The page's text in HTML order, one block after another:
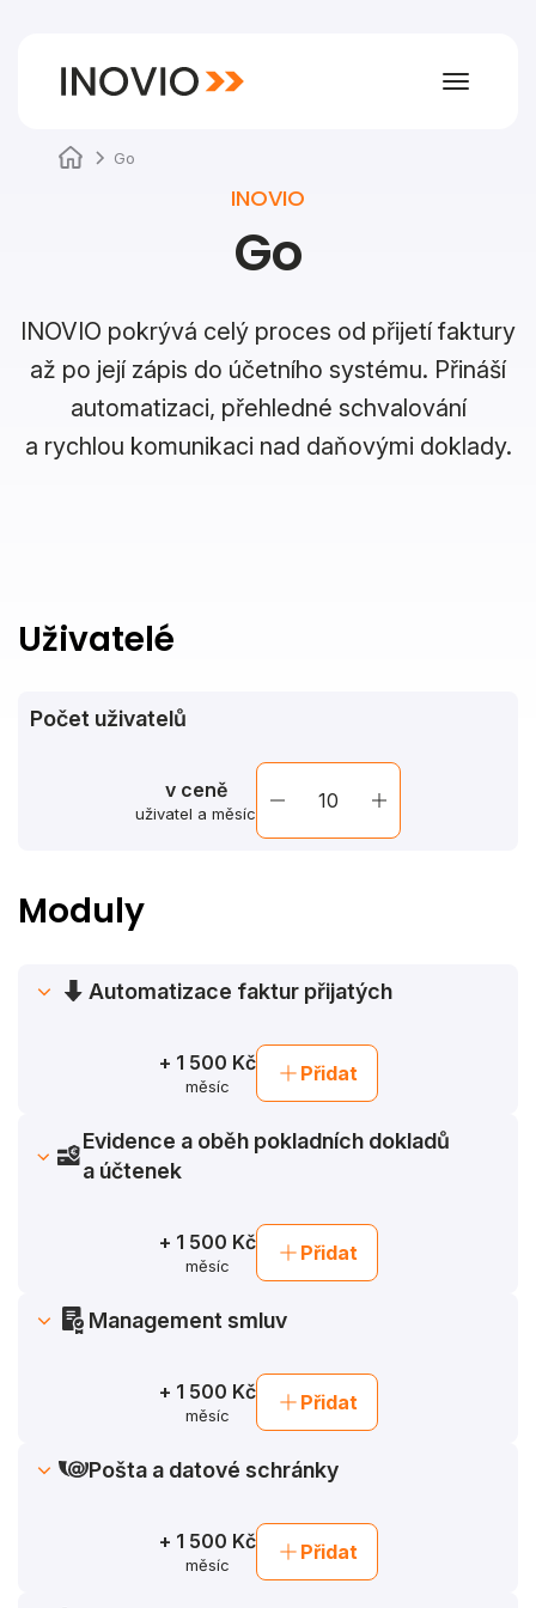
Toggle
Go
INOVIO
Go
INOVIO pokrývá celý proces od přijetí faktury
až po její zápis do účetního systému. Přináší
automatizaci, přehledné schvalování
a rychlou komunikaci nad daňovými doklady.
Uživatelé
Počet uživatelů
v ceně
uživatel a měsíc
Moduly
Automatizace faktur přijatých
+ 1 500 Kč
měsíc
Přidat
Evidence a oběh pokladních dokladů
a účtenek
+ 1 500 Kč
měsíc
Přidat
Management smluv
+ 1 500 Kč
měsíc
Přidat
Pošta a datové schránky
papírové pošty+ 1 500 Kč
měsíc
Přidat